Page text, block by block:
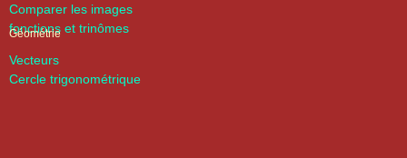
Comparer les images
fonctions et trinômes
Géométrie
Vecteurs
Cercle trigonométrique